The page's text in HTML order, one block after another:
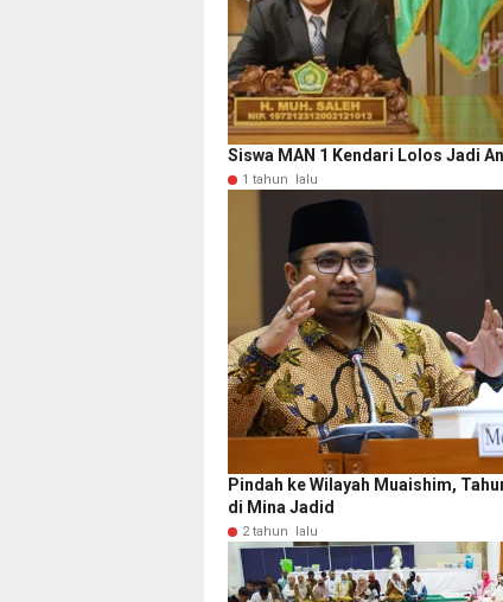
Siswa MAN 1 Kendari Lolos Jadi
1 tahun lalu
Pindah ke Wilayah Muaishim,
di Mina Jadid
2 tahun lalu